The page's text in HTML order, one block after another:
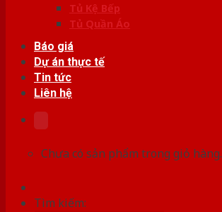
Tủ Kệ Bếp
Tủ Quần Áo
Báo giá
Dự án thực tế
Tin tức
Liên hệ
Chưa có sản phẩm trong giỏ hàng.
Tìm kiếm: